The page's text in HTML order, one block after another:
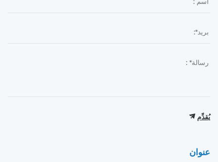
يُقدِّم
عنوان